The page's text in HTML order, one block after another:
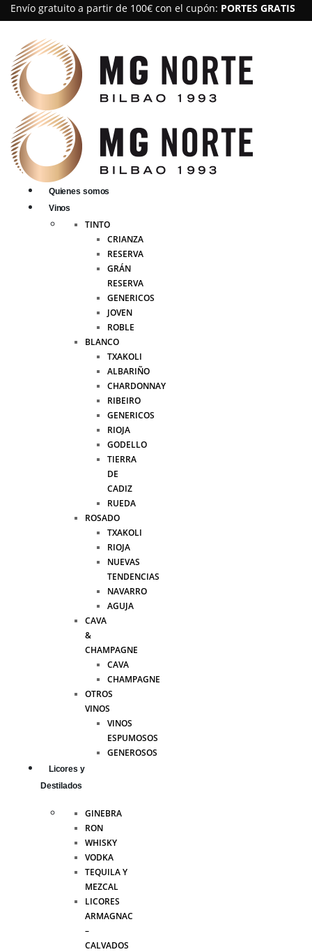
Envío gratuito a partir de 100€ con el cupón: PORTES GRATIS
Quienes somos
Vinos
TINTO
CRIANZA
RESERVA
GRÁN
RESERVA
GENERICOS
JOVEN
ROBLE
BLANCO
TXAKOLI
ALBARIÑO
CHARDONNAY
RIBEIRO
GENERICOS
RIOJA
GODELLO
TIERRA
DE
CADIZ
RUEDA
ROSADO
TXAKOLI
RIOJA
NUEVAS
TENDENCIAS
NAVARRO
AGUJA
CAVA
&
CHAMPAGNE
CAVA
CHAMPAGNE
OTROS
VINOS
VINOS
ESPUMOSOS
GENEROSOS
Licores y
Destilados
GINEBRA
RON
WHISKY
VODKA
TEQUILA Y
MEZCAL
LICORES
ARMAGNAC
–
CALVADOS